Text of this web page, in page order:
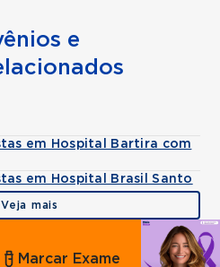
e
em Hospital Bartira com
em Hospital Brasil Santo
Veja mais
Agende
por
Marcar Exame